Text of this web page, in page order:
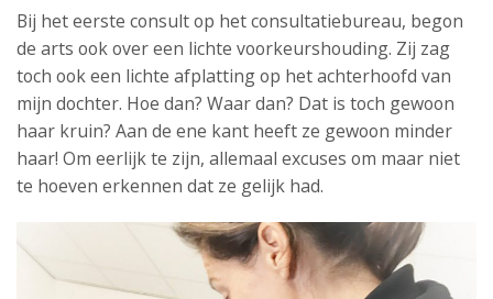
Bij het eerste consult op het consultatiebureau, begon
de arts ook over een lichte voorkeurshouding. Zij zag
toch ook een lichte afplatting op het achterhoofd van
mijn dochter. Hoe dan? Waar dan? Dat is toch gewoon
haar kruin? Aan de ene kant heeft ze gewoon minder
haar! Om eerlijk te zijn, allemaal excuses om maar niet
te hoeven erkennen dat ze gelijk had.